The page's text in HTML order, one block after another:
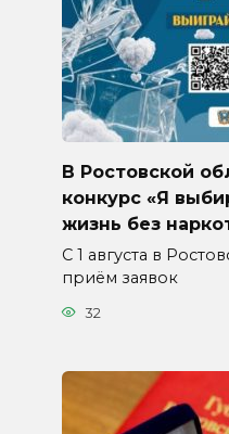
В Ростовской
конкурс «Я
жизнь без
С 1 августа в
приём заявок
32